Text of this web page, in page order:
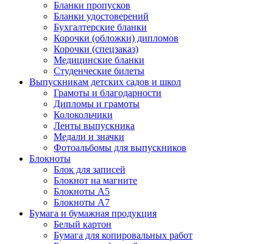
Бланки пропусков
Бланки удостоверений
Бухгалтерские бланки
Корочки (обложки) дипломов
Корочки (спецзаказ)
Медицинские бланки
Студенческие билеты
Выпускникам детских садов и школ
Грамоты и благодарности
Дипломы и грамоты
Колокольчики
Ленты выпускника
Медали и значки
Фотоальбомы для выпускников
Блокноты
Блок для записей
Блокнот на магните
Блокноты А5
Блокноты А7
Бумага и бумажная продукция
Белый картон
Бумага для копировальных работ